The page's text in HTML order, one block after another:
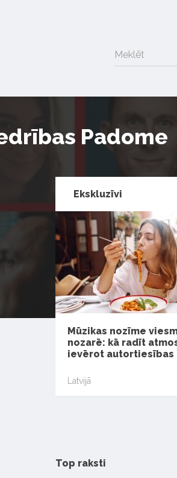
Meklēt
Padome
Ekskluzīvi
Mūzikas nozīme
nozarē: kā radīt
ievērot autortiesības
Latvijā
Top raksti